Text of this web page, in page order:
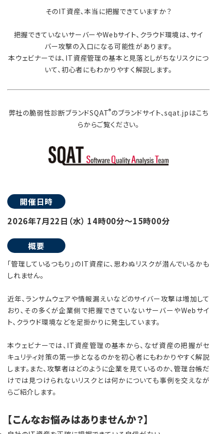
そのIT資産、本当に把握できていますか？
把握できていないサーバーやWebサイト、クラウド環境は、サイ
バー攻撃の入口になる可能性があります。
本ウェビナーでは、IT資産管理の基本と見落としがちなリスクにつ
いて、初心者にもわかりやすく解説します。
弊社の脆弱性診断ブランドSQAT®のブランドサイト、sqat.jpはこち
らからご覧ください。
開催日時
2026年7月22日（水） 14時00分～15時00分
概要
「管理しているつもり」のIT資産に、思わぬリスクが潜んでいるかも
しれません。
近年、ランサムウェアや情報漏えいなどのサイバー攻撃は増加して
おり、その多くが企業側で把握できていないサーバーやWebサイ
ト、クラウド環境などを足掛かりに発生しています。
本ウェビナーでは、IT資産管理の基本から、なぜ資産の把握がセ
キュリティ対策の第一歩となるのかを初心者にもわかりやすく解説
します。また、攻撃者はどのように企業を見ているのか、管理台帳だ
けでは見つけられないリスクとは何かについても事例を交えなが
らご紹介します。
【こんなお悩みはありませんか？】